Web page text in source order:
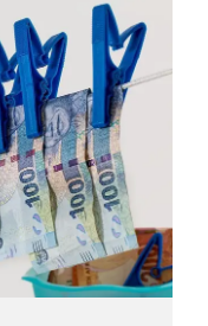
risalente al 1986,
e di un timbro
la quale